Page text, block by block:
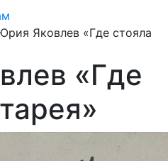
Яковлев «Где стояла
«Где